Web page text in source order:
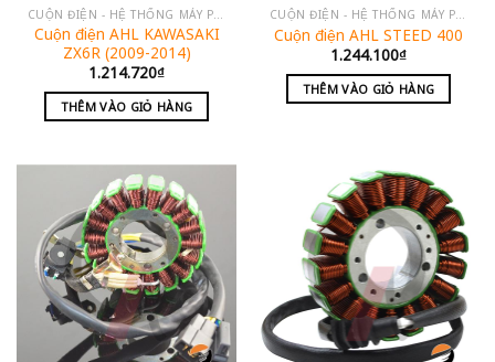
CUỘN ĐIỆN - HỆ THỐNG MÁY PHÁT
Cuộn điện AHL KAWASAKI
ZX6R (2009-2014)
1.214.720₫
THÊM VÀO GIỎ HÀNG
CUỘN ĐIỆN - HỆ THỐNG MÁY PHÁT
Cuộn điện AHL STEED 400
1.244.100₫
THÊM VÀO GIỎ HÀNG